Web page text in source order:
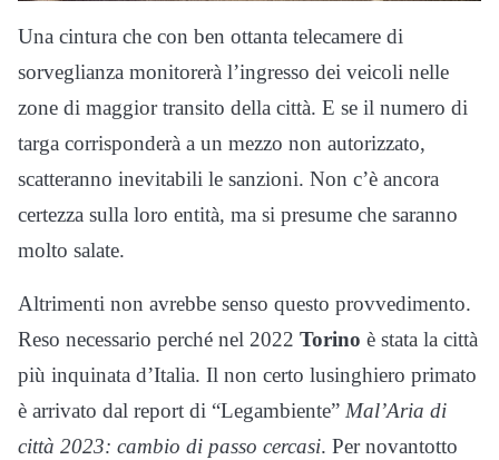
Una cintura che con ben ottanta telecamere di
sorveglianza monitorerà l’ingresso dei veicoli nelle
zone di maggior transito della città. E se il numero di
targa corrisponderà a un mezzo non autorizzato,
scatteranno inevitabili le sanzioni. Non c’è ancora
certezza sulla loro entità, ma si presume che saranno
molto salate.
Altrimenti non avrebbe senso questo provvedimento.
Reso necessario perché nel 2022 Torino è stata la città
più inquinata d’Italia. Il non certo lusinghiero primato
è arrivato dal report di “Legambiente” Mal’Aria di
città 2023: cambio di passo cercasi. Per novantotto